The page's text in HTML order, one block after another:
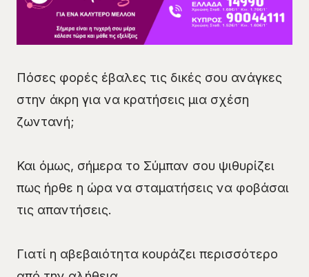
Πόσες φορές έβαλες τις δικές σου ανάγκες
στην άκρη για να κρατήσεις μια σχέση
ζωντανή;
Και όμως, σήμερα το Σύμπαν σου ψιθυρίζει
πως ήρθε η ώρα να σταματήσεις να φοβάσαι
τις απαντήσεις.
Γιατί η αβεβαιότητα κουράζει περισσότερο